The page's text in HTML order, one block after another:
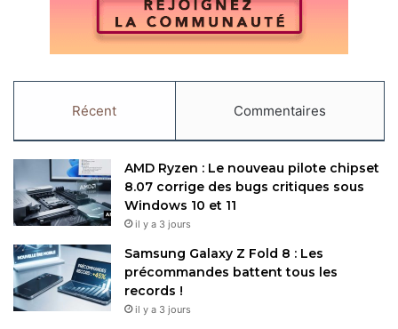
Récent Commentaires
AMD Ryzen : Le nouveau pilote chipset
8.07 corrige des bugs critiques sous
Windows 10 et 11
il y a 3 jours
Samsung Galaxy Z Fold 8 : Les
précommandes battent tous les
records !
il y a 3 jours